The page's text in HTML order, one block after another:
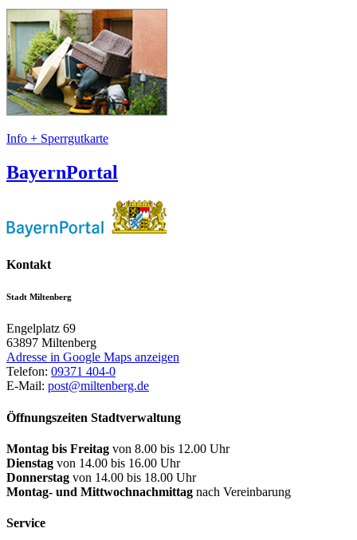
Info + Sperrgutkarte
BayernPortal
Kontakt
Stadt Miltenberg
Engelplatz 69
63897 Miltenberg
Adresse in Google Maps anzeigen
Telefon: 09371 404-0
E-Mail: post@miltenberg.de
Öffnungszeiten Stadtverwaltung
Montag bis Freitag von 8.00 bis 12.00 Uhr
Dienstag von 14.00 bis 16.00 Uhr
Donnerstag von 14.00 bis 18.00 Uhr
Montag- und Mittwochnachmittag nach Vereinbarung
Service